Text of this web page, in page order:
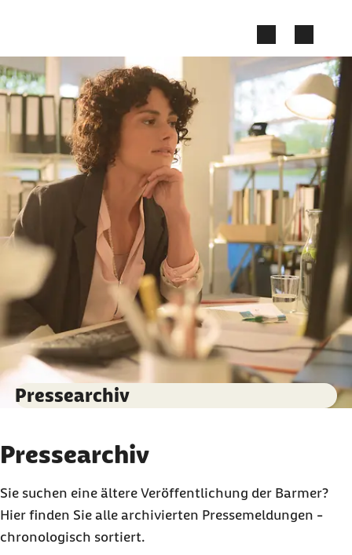
Pressearchiv
Pressearchiv
Sie suchen eine ältere Veröffentlichung der Barmer?
Hier finden Sie alle archivierten Pressemeldungen -
chronologisch sortiert.